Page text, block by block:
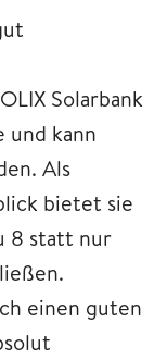
Solarbank
und kann
Als
bietet sie
8 statt nur
einen guten